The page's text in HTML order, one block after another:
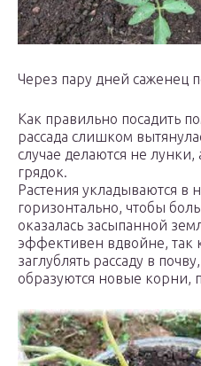
Через пару дней саженец
Как правильно посадить
рассада слишком
случае делаются не
грядок.
Растения укладываются в
горизонтально, чтобы
оказалась засыпанной
эффективен вдвойне, так
заглублять рассаду в
образуются новые корни,